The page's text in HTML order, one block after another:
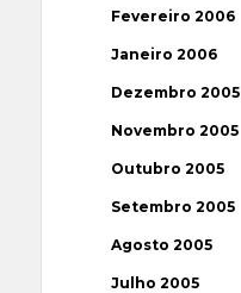
Fevereiro 2006
Janeiro 2006
Dezembro 2005
Novembro 2005
Outubro 2005
Setembro 2005
Agosto 2005
Julho 2005